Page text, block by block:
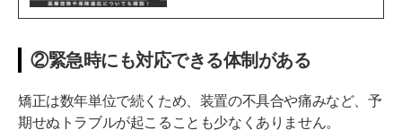
②緊急時にも対応できる体制がある
矯正は数年単位で続くため、装置の不具合や痛みなど、予
期せぬトラブルが起こることも少なくありません。